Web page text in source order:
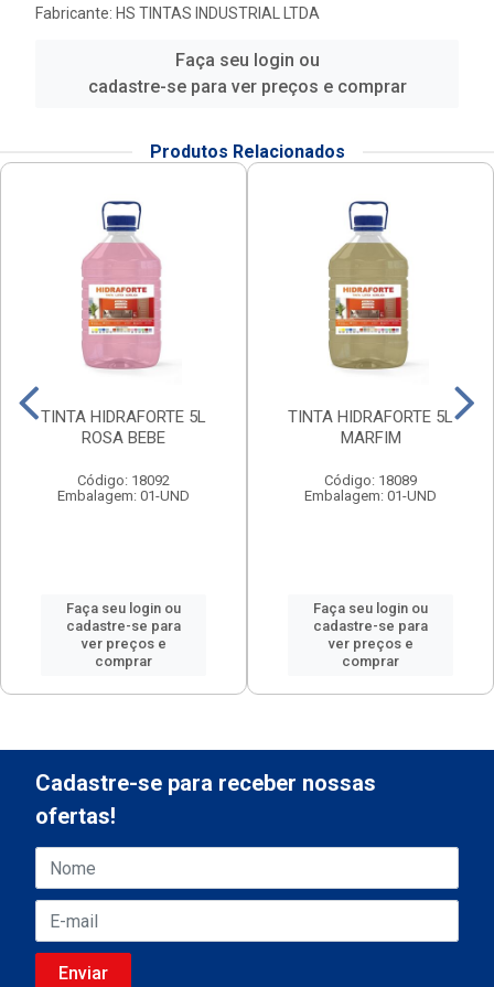
Fabricante: HS TINTAS INDUSTRIAL LTDA
Faça seu login ou
cadastre-se para ver preços e comprar
Produtos Relacionados
TINTA HIDRAFORTE 5L
ROSA BEBE
Código: 18092
Embalagem: 01-UND
Faça seu login ou
cadastre-se para
ver preços e
comprar
TINTA HIDRAFORTE 5L
MARFIM
Código: 18089
Embalagem: 01-UND
Faça seu login ou
cadastre-se para
ver preços e
comprar
Cadastre-se para receber nossas
ofertas!